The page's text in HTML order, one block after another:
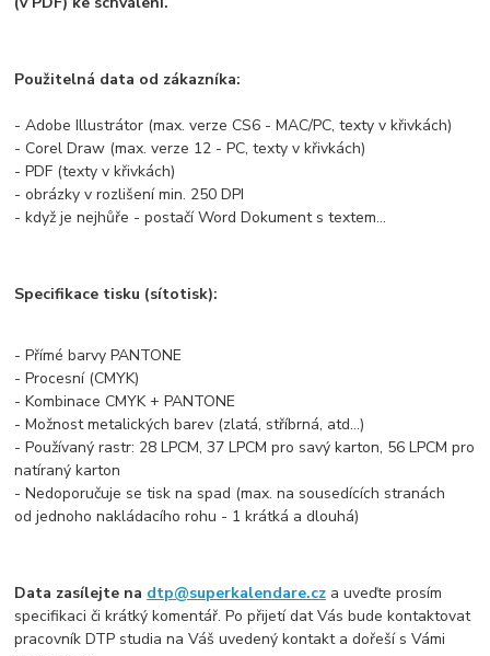
Použitelná data od zákazníka:
- Adobe Illustrátor (max. verze CS6 - MAC/PC, texty v křivkách)
- Corel Draw (max. verze 12 - PC, texty v křivkách)
- PDF (texty v křivkách)
- obrázky v rozlišení min. 250 DPI
- když je nejhůře - postačí Word Dokument s textem...
Specifikace tisku (sítotisk):
- Přímé barvy PANTONE
- Procesní (CMYK)
- Kombinace CMYK + PANTONE
- Možnost metalických barev (zlatá, stříbrná, atd...)
- Používaný rastr: 28 LPCM, 37 LPCM pro savý karton, 56 LPCM pro
natíraný karton
- Nedoporučuje se tisk na spad (max. na sousedících stranách
od jednoho nakládacího rohu - 1 krátká a dlouhá)
Data zasílejte na dtp@superkalendare.cz a uveďte prosím
specifikaci či krátký komentář. Po přijetí dat Vás bude kontaktovat
pracovník DTP studia na Váš uvedený kontakt a dořeší s Vámi